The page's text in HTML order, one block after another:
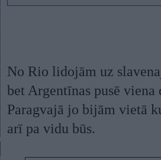
No Rio lidojām uz
bet Argentīnas pusē
Paragvajā jo bijām vietā
arī pa vidu būs.